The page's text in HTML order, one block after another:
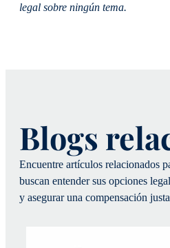
legal sobre ningún tema.
Blogs
Encuentre artículos relacionados
buscan entender sus opciones
y asegurar una compensación